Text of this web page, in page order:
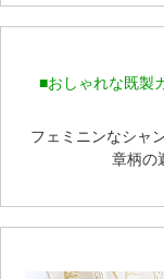
■おしゃれな既製
フェミニンなシャ
章柄の